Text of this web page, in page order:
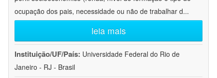
ocupação dos pais, necessidade ou não de trabalhar d...
leia mais
Instituição/UF/País: Universidade Federal do Rio de
Janeiro - RJ - Brasil